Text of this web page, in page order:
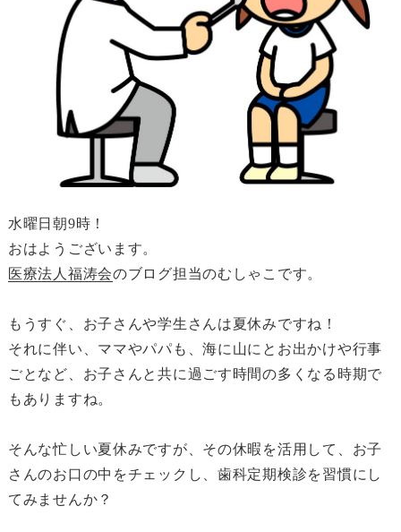
水曜日朝9時！
おはようございます。
医療法人福涛会のブログ担当のむしゃこです。
もうすぐ、お子さんや学生さんは夏休みですね！
それに伴い、ママやパパも、海に山にとお出かけや行事
ごとなど、お子さんと共に過ごす時間の多くなる時期で
もありますね。
そんな忙しい夏休みですが、その休暇を活用して、お子
さんのお口の中をチェックし、歯科定期検診を習慣にし
てみませんか？